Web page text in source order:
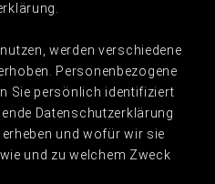
werden verschiedene
Personenbezogene
Sie persönlich identifiziert
Datenschutzerklärung
und wofür wir sie
und zu welchem Zweck